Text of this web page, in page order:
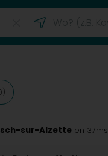
sur-Alzette en 37ms